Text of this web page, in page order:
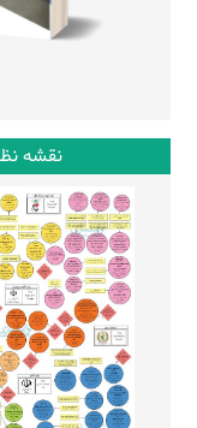
نقشه